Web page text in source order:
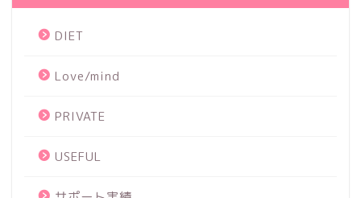
DIET
Love/mind
PRIVATE
USEFUL